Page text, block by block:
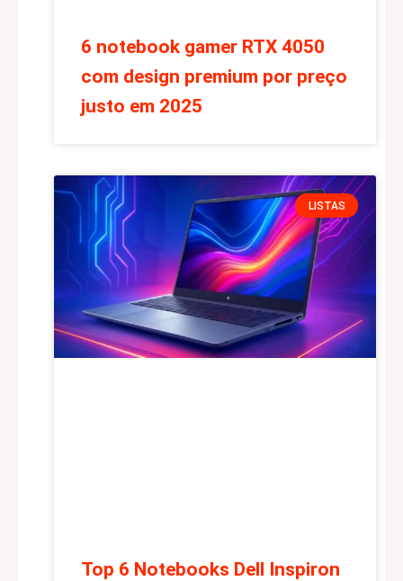
6 notebook gamer RTX 4050
com design premium por preço
justo em 2025
LISTAS
Top 6 Notebooks Dell Inspiron